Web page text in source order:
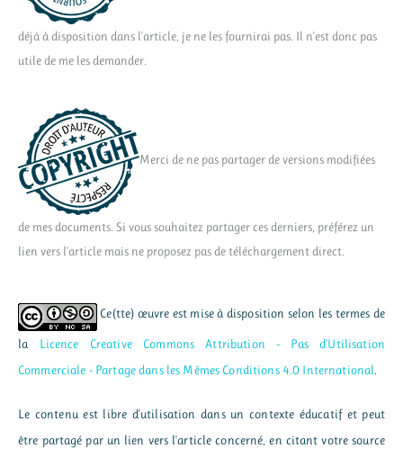
déjà à disposition dans l'article, je ne les fournirai pas. Il n'est donc pas
utile de me les demander.
Merci de ne pas partager de versions modifiées
de mes documents. Si vous souhaitez partager ces derniers, préférez un
lien vers l'article mais ne proposez pas de téléchargement direct.
Ce(tte) œuvre est mise à disposition selon les termes de
la Licence Creative Commons Attribution - Pas d’Utilisation
Commerciale - Partage dans les Mêmes Conditions 4.0 International
Le contenu est libre d'utilisation dans un contexte éducatif et peut
être partagé par un lien vers l'article concerné, en citant votre source